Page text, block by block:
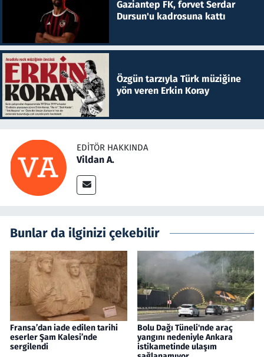
Gaziantep FK, forvet Serdar
Dursun'u kadrosuna kattı
Özgün tarzıyla Türk müziğine
yön veren Erkin Koray
EDITÖR HAKKINDA
Vildan A.
Bunlar da ilginizi çekebilir
Fransa’dan iade edilen tarihi
eserler Şam Kalesi’nde
sergilendi
Bolu Dağı Tüneli'nde araç
yangını nedeniyle Ankara
istikametinde ulaşım